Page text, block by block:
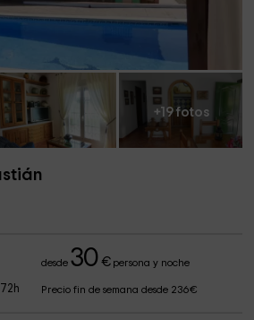
+19 fotos
desde30 €persona y noche
Precio fin de semana desde 236€